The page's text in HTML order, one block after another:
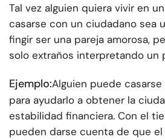
Tal vez alguien quiera vivir en
casarse con un ciudadano sea
fingir ser una pareja amorosa,
solo extraños interpretando un
Ejemplo:Alguien puede
para ayudarlo a obtener la
estabilidad financiera. Con el
pueden darse cuenta de que